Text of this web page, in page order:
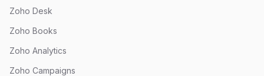
Zoho Desk
Zoho Books
Zoho Analytics
Zoho Campaigns